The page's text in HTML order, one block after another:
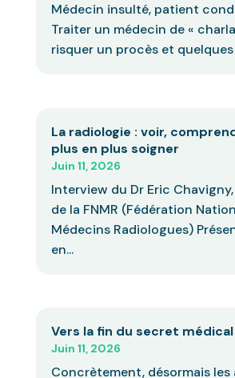
Médecin insulté, patient
Traiter un médecin de «
risquer un procès et quelques
La radiologie : voir,
plus en plus soigner
Juin 11, 2026
Interview du Dr Eric
de la FNMR (Fédération
Médecins Radiologues)
en...
Vers la fin du secret médical
Juin 11, 2026
Concrètement, désormais les